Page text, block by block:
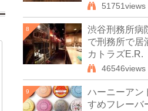
51751views
8
渋谷刑務所病
で刑務所で居
カトラズE.R.
46546views
9
ハーニーアン
すめフレーバ